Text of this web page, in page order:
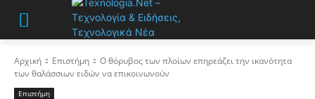
Αρχική Επιστήμη
Ο θόρυβος των πλοίων επηρεάζει την ικανότητα
των θαλάσσιων ειδών να επικοινωνούν
Επιστήμη